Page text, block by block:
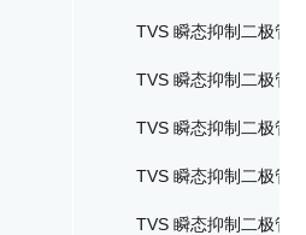
TVS 瞬态抑制二极管
TVS 瞬态抑制二极管
TVS 瞬态抑制二极管
TVS 瞬态抑制二极管
TVS 瞬态抑制二极管